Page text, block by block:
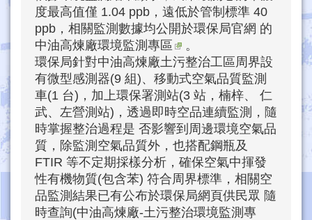
度最高值僅 1.04 ppb，遠低於管制標準 40
ppb，相關監測數據均公開於環保局官網 的
中油高煉廠環境監測專區
。
環保局針對中油高煉廠土污整治工區周界設
有微型感測器(9 組)、移動式空氣品質監測
車(1 台)，加上環保署測站(3 站，楠梓、 仁
武、左營測站)，透過即時空品連續監測，隨
時掌握整治過程是 否影響到周邊環境空氣品
質，除監測空氣品質外，也搭配鋼瓶及
FTIR 等不定期採樣分析，確保空氣中揮發
性有機物質(包含苯) 符合周界標準，相關空
品監測結果已有公布於環保局網頁供民眾 隨
時查詢(中油高煉廠-土污整治環境監測專